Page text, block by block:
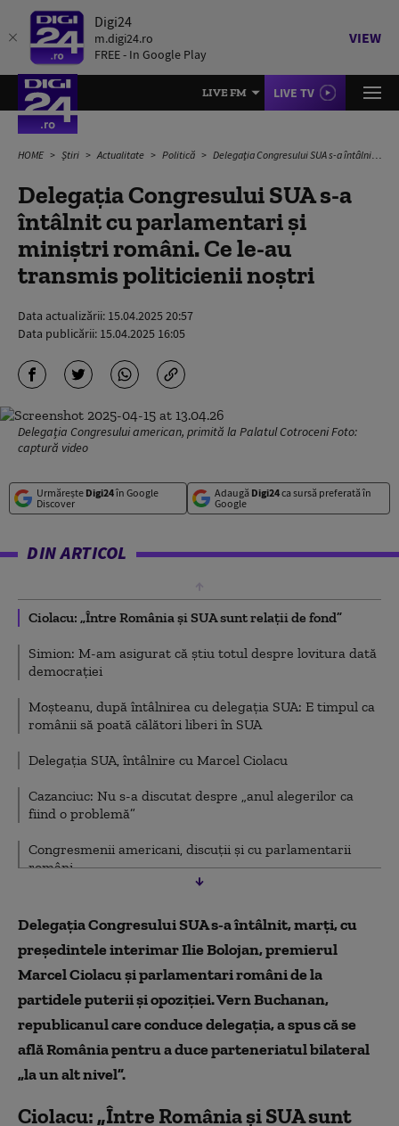
Digi24
m.digi24.ro
FREE - In Google Play
VIEW
LIVE FM LIVE TV
HOME Știri Actualitate Politică Delegaţia Congresului SUA s-a întâlnit cu parlamentari și miniștri români. Ce le-au transmis politicienii noștri
Delegaţia Congresului SUA s-a
întâlnit cu parlamentari și
miniștri români. Ce le-au
transmis politicienii noștri
Data actualizării: 15.04.2025 20:57
Data publicării: 15.04.2025 16:05
Delegația Congresului american, primită la Palatul Cotroceni Foto:
captură video
Urmărește Digi24în Google
Discover
Adaugă Digi24ca sursă preferată în
Google
DIN ARTICOL
Ciolacu: „Între România şi SUA sunt relaţii de fond”
Simion: M-am asigurat că ştiu totul despre lovitura dată
democraţiei
Moşteanu, după întâlnirea cu delegaţia SUA: E timpul ca
românii să poată călători liberi în SUA
Delegația SUA, întâlnire cu Marcel Ciolacu
Cazanciuc: Nu s-a discutat despre „anul alegerilor ca
fiind o problemă”
Congresmenii americani, discuții și cu parlamentarii
români
Vern Buchanan, liderul delegației Congresului SUA: Sunt
optimist cu privire la relația România - SUA
Congresmenii americani au fost primiți la Palatul
Cotroceni
Cine sunt oficialii americani care au venit în România
Delegația SUA, condusă de Vern Buchanan
„România va oferi răspunsuri și garanții”
Delegația Congresului SUA s-a întâlnit, marți, cu
președintele interimar Ilie Bolojan, premierul
Marcel Ciolacu și parlamentari români de la
partidele puterii și opoziției. Vern Buchanan,
republicanul care conduce delegația, a spus că se
află România pentru a duce parteneriatul bilateral
„la un alt nivel”.
Ciolacu: „Între România şi SUA sunt